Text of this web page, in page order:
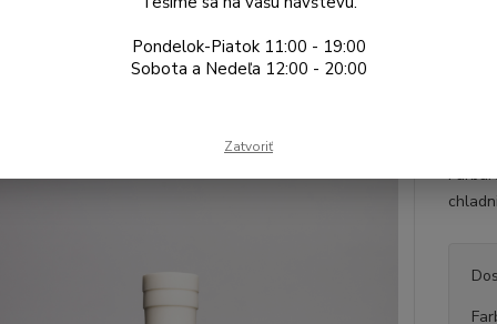
Základné príslušenstvo HARIO coldbrew
coldbrew Filter-in Bottle
Pondelok-Piatok 11:00 - 19:00
Sobota a Nedeľa 12:00 - 20:00
Zatvoriť